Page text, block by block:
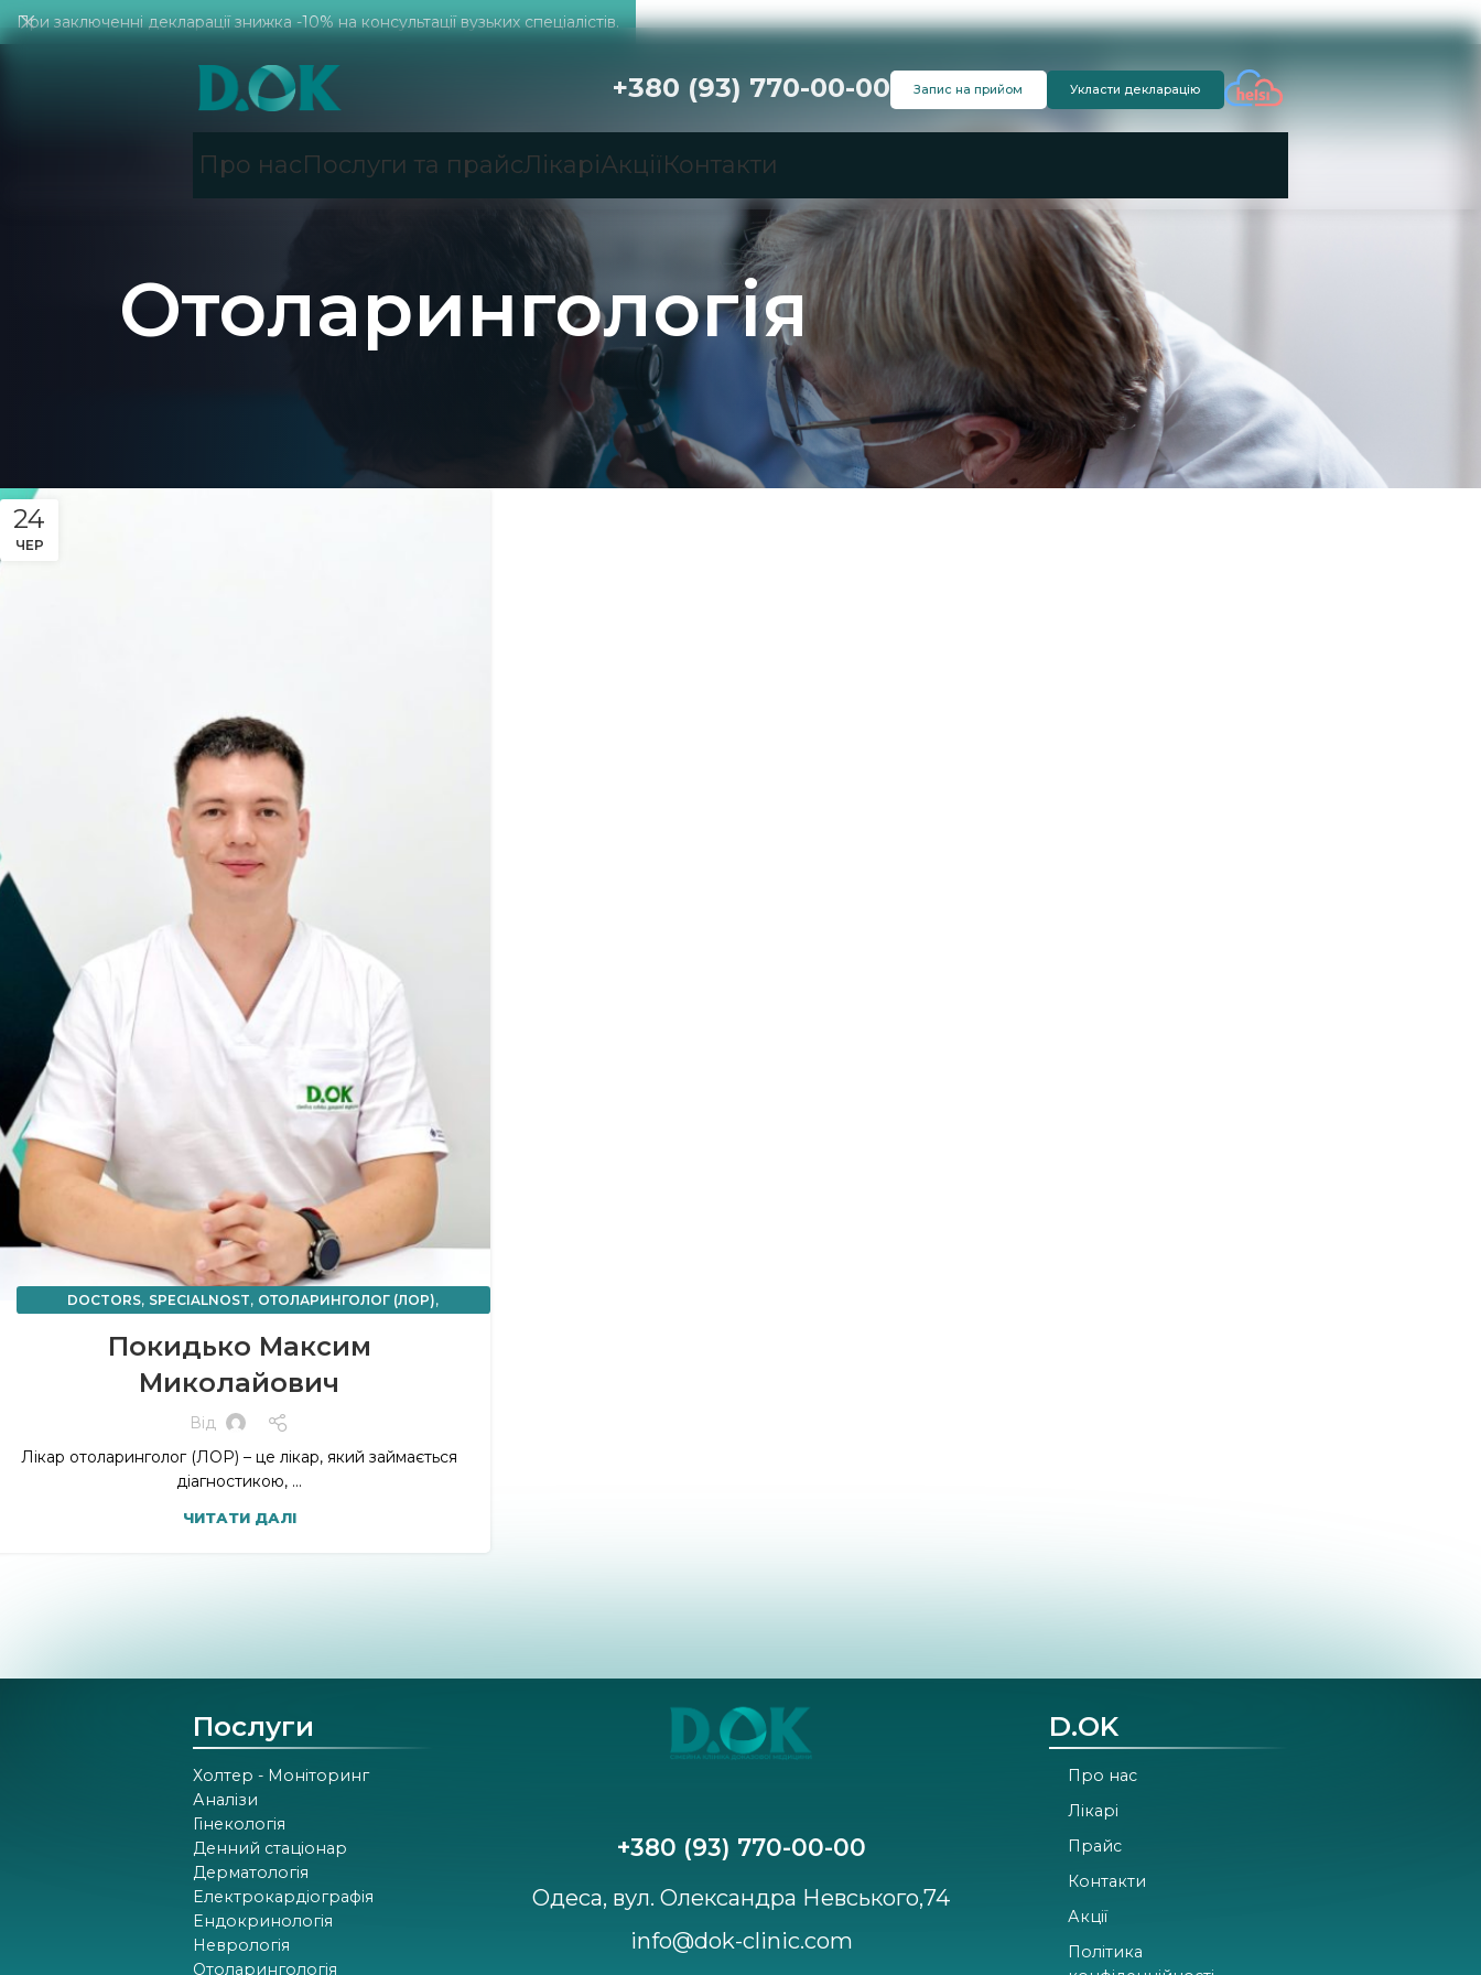
+380 (93) 770-00-00 Запис на прийом Укласти декларацію
Про насПослуги та прайсЛікаріАкціїКонтакти
Отоларингологія
24
ЧЕР
DOCTORS, SPECIALNOST, ОТОЛАРИНГОЛОГ (ЛОР),
Покидько Максим
Миколайович
Від
Лікар отоларинголог (ЛОР) – це лікар, який займається
діагностикою, ...
ЧИТАТИ ДАЛІ
Послуги
Холтер - Моніторинг
Аналізи
Гінекологія
Денний стаціонар
Дерматологія
Електрокардіографія
Ендокринологія
Неврологія
Отоларингологія
+380 (93) 770-00-00
Одеса, вул. Олександра Невського,74
info@dok-clinic.com
D.OK
Про нас
Лікарі
Прайс
Контакти
Акції
Політика
При заключенні декларації знижка -10% на консультації вузьких спеціалістів.